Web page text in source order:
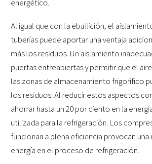
energético.
Al igual que con la ebullición, el
tuberías puede aportar una ventaja
más los residuos. Un aislamiento
puertas entreabiertas y permitir que el
las zonas de almacenamiento frigorífico
los residuos. Al reducir estos aspectos
ahorrar hasta un 20 por ciento en la
utilizada para la refrigeración. Los
funcionan a plena eficiencia provocan
energía en el proceso de refrigeración.